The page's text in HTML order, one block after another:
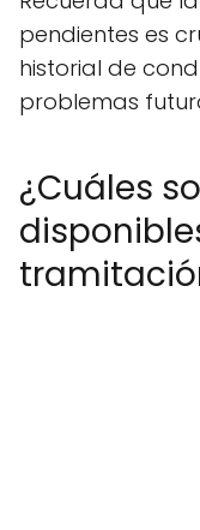
pendientes es
historial de
problemas
¿Cuáles